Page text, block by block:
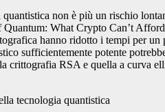
non è più un rischio
What Crypto Can’t
hanno ridotto i tempi per
sufficientemente potente
crittografia RSA e quella a
tecnologia quantistica